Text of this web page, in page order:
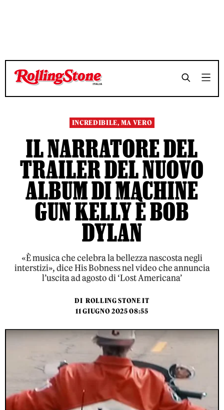
TEMPO DI LETTURA 4 MINUTI
TEMPO DI LETTURA 4 MINUTI
INCREDIBILE, MA VERO
IL NARRATORE DEL
TRAILER DEL NUOVO
ALBUM DI MACHINE
GUN KELLY È BOB
DYLAN
«È musica che celebra la bellezza nascosta negli
interstizi», dice His Bobness nel video che annuncia
l’uscita ad agosto di ‘Lost Americana’
DI ROLLING STONE IT
11 GIUGNO 2025 08:55